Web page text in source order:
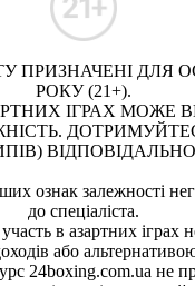
ПРИЗНАЧЕНІ ДЛЯ
РОКУ (21+).
ІГРАХ МОЖЕ
ознак залежності
до спеціаліста.
в азартних іграх
або
24boxing.com.ua не